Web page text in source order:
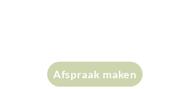
Afspraak maken